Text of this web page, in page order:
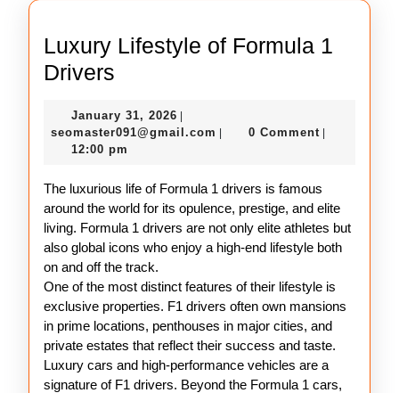
Luxury Lifestyle of Formula 1
Drivers
of
Formula
Drivers
January 31, 2026 January
31,
seomaster091@gmail.com seomaster091@gmail.com
0 Comment
12:00 pm
The luxurious life of Formula 1 drivers is famous
around the world for its opulence, prestige, and elite
living. Formula 1 drivers are not only elite athletes but
also global icons who enjoy a high-end lifestyle both
on and off the track.
One of the most distinct features of their lifestyle is
exclusive properties. F1 drivers often own mansions
in prime locations, penthouses in major cities, and
private estates that reflect their success and taste.
Luxury cars and high-performance vehicles are a
signature of F1 drivers. Beyond the Formula 1 cars,